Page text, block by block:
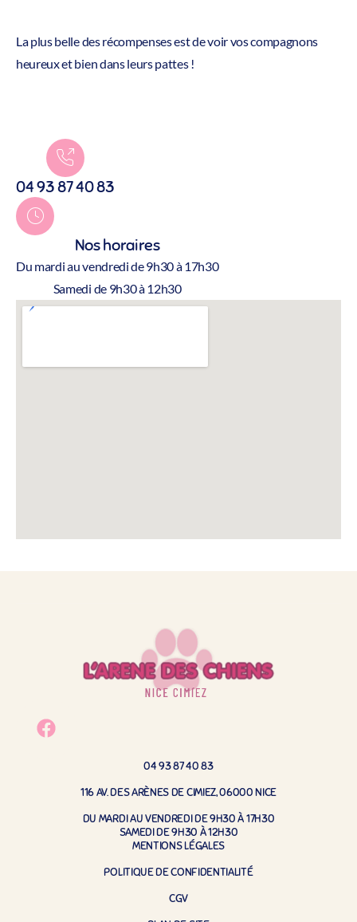
La plus belle des récompenses est de voir vos compagnons
heureux et bien dans leurs pattes !
04 93 87 40 83
Nos horaires
Du mardi au vendredi de 9h30 à 17h30
Samedi de 9h30 à 12h30
04 93 87 40 83
116 AV. DES ARÈNES DE CIMIEZ, 06000 NICE
DU MARDI AU VENDREDI DE 9H30 À 17H30
SAMEDI DE 9H30 À 12H30
MENTIONS LÉGALES
POLITIQUE DE CONFIDENTIALITÉ
CGV